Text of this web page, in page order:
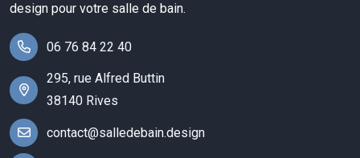
design pour votre salle de bain.
06 76 84 22 40
295, rue Alfred Buttin
38140 Rives
contact@salledebain.design